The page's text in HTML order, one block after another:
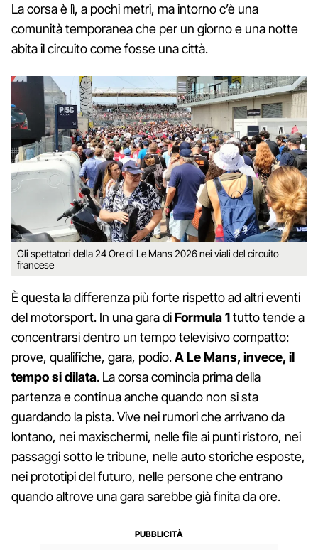
La corsa è lì, a pochi metri, ma intorno c’è una
comunità temporanea che per un giorno e una notte
abita il circuito come fosse una città.
Gli spettatori della 24 Ore di Le Mans 2026 nei viali del circuito
francese
È questa la differenza più forte rispetto ad altri eventi
del motorsport. In una gara diFormula 1tutto tende a
concentrarsi dentro un tempo televisivo compatto:
prove, qualifiche, gara, podio.A Le Mans, invece, il
tempo si dilata. La corsa comincia prima della
partenza e continua anche quando non si sta
guardando la pista. Vive nei rumori che arrivano da
lontano, nei maxischermi, nelle file ai punti ristoro, nei
passaggi sotto le tribune, nelle auto storiche esposte,
nei prototipi del futuro, nelle persone che entrano
quando altrove una gara sarebbe già finita da ore.